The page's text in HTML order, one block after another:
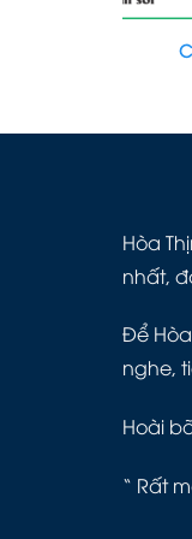
Hòa
nhất,
Để
nghe,
Hoài
“ Rất